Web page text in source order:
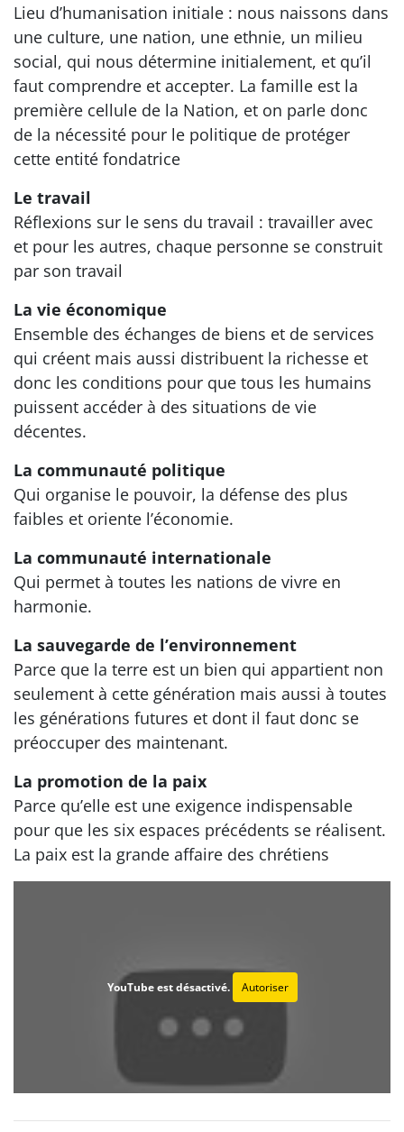
Lieu d’humanisation initiale : nous naissons dans
une culture, une nation, une ethnie, un milieu
social, qui nous détermine initialement, et qu’il
faut comprendre et accepter. La famille est la
première cellule de la Nation, et on parle donc
de la nécessité pour le politique de protéger
cette entité fondatrice
Le travail
Réflexions sur le sens du travail : travailler avec
et pour les autres, chaque personne se construit
par son travail
La vie économique
Ensemble des échanges de biens et de services
qui créent mais aussi distribuent la richesse et
donc les conditions pour que tous les humains
puissent accéder à des situations de vie
décentes.
La communauté politique
Qui organise le pouvoir, la défense des plus
faibles et oriente l’économie.
La communauté internationale
Qui permet à toutes les nations de vivre en
harmonie.
La sauvegarde de l’environnement
Parce que la terre est un bien qui appartient non
seulement à cette génération mais aussi à toutes
les générations futures et dont il faut donc se
préoccuper des maintenant.
La promotion de la paix
Parce qu’elle est une exigence indispensable
pour que les six espaces précédents se réalisent.
La paix est la grande affaire des chrétiens
YouTube est désactivé. Autoriser